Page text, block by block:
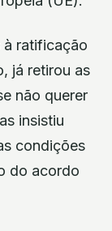
à ratificação
já retirou as
não querer
insistiu
condições
do acordo